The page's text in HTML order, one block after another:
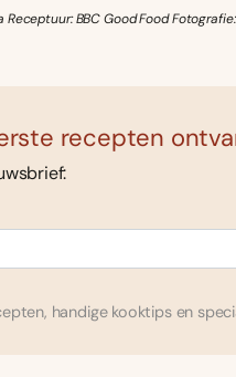
BBC Good Food
recepten
handige kooktips en